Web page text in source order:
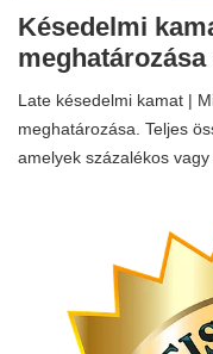
Késedelmi
Late késedelmi kamat |
meghatározása. Teljes
amelyek százalékos